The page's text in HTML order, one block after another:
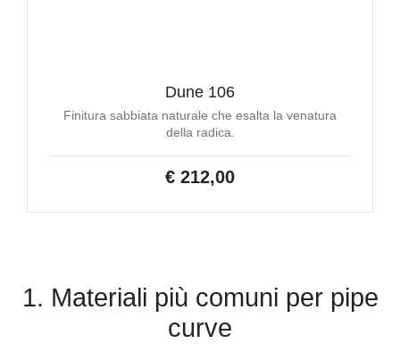
Dune 106
Finitura sabbiata naturale che esalta la venatura
della radica.
€ 212,00
1. Materiali più comuni per pipe
curve